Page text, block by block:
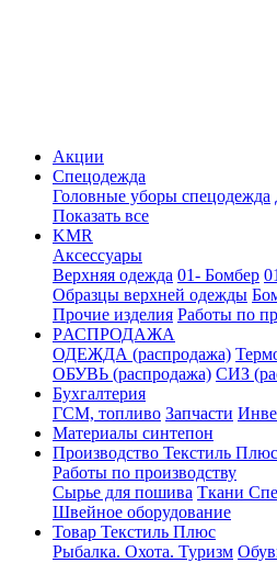
Акции
Спецодежда
Головные уборы спецодежда
Показать все
KMR
Аксессуары
Верхняя одежда 01- Бомбер
Образцы верхней одежды
Прочие изделия Работы по
PАСПРОДАЖА
ОДЕЖДА (распродажа)
ОБУВЬ (распродажа) СИЗ
Бухгалтерия
ГСМ, топливо Запчасти
Материалы синтепон
Производство Текстиль Плюс
Работы по производству
Сырье для пошива Ткани
Швейное оборудование
Товар Текстиль Плюс
Рыбалка. Охота. Туризм